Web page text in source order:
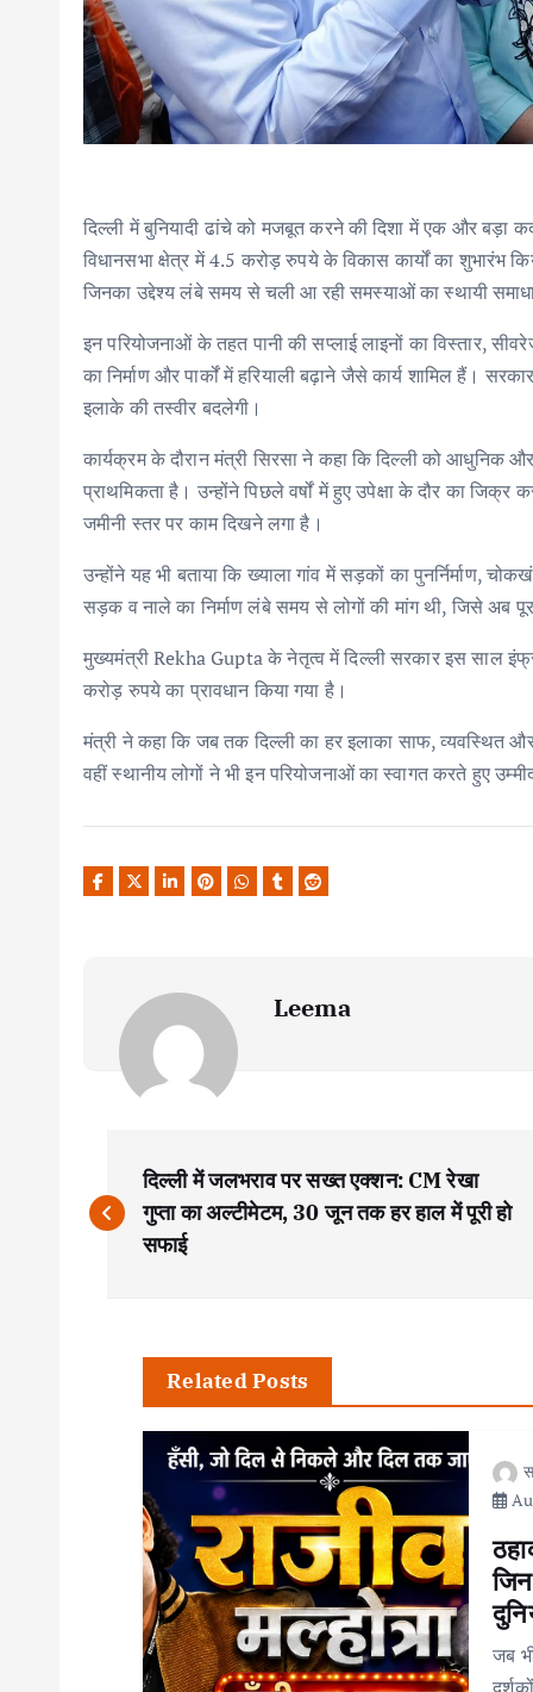
दिल्ली में बुनियादी ढांचे को मजबूत करने की दिशा में एक और बड़ा
विधानसभा क्षेत्र में 4.5 करोड़ रुपये के विकास कार्यों का शुभारंभ
जिनका उद्देश्य लंबे समय से चली आ रही समस्याओं का स्थायी
इन परियोजनाओं के तहत पानी की सप्लाई लाइनों का विस्तार,
का निर्माण और पार्कों में हरियाली बढ़ाने जैसे कार्य शामिल हैं।
इलाके की तस्वीर बदलेगी।
कार्यक्रम के दौरान मंत्री सिरसा ने कहा कि दिल्ली को आधुनिक
प्राथमिकता है। उन्होंने पिछले वर्षों में हुए उपेक्षा के दौर का
जमीनी स्तर पर काम दिखने लगा है।
उन्होंने यह भी बताया कि ख्याला गांव में सड़कों का पुनर्निर्माण,
सड़क व नाले का निर्माण लंबे समय से लोगों की मांग थी, जिसे अब
मुख्यमंत्री Rekha Gupta के नेतृत्व में दिल्ली सरकार इस साल
करोड़ रुपये का प्रावधान किया गया है।
मंत्री ने कहा कि जब तक दिल्ली का हर इलाका साफ, व्यवस्थित
वहीं स्थानीय लोगों ने भी इन परियोजनाओं का स्वागत करते हुए
Leema
o
दिल्ली में जलभराव पर सख्त एक्शन: CM रेखा
गुप्ता का अल्टीमेटम, 30 जून तक हर हाल में पूरी हो
सफाई
Related Posts
जब